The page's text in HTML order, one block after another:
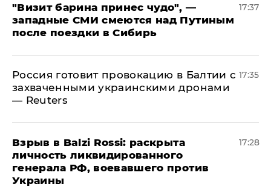
"Визит барина принес чудо", —
западные СМИ смеются над Путиным
после поездки в Сибирь
17:37
​Россия готовит провокацию в Балтии с
захваченными украинскими дронами
— Reuters
17:35
​Взрыв в Balzi Rossi: раскрыта
личность ликвидированного
генерала РФ, воевавшего против
Украины
17:28